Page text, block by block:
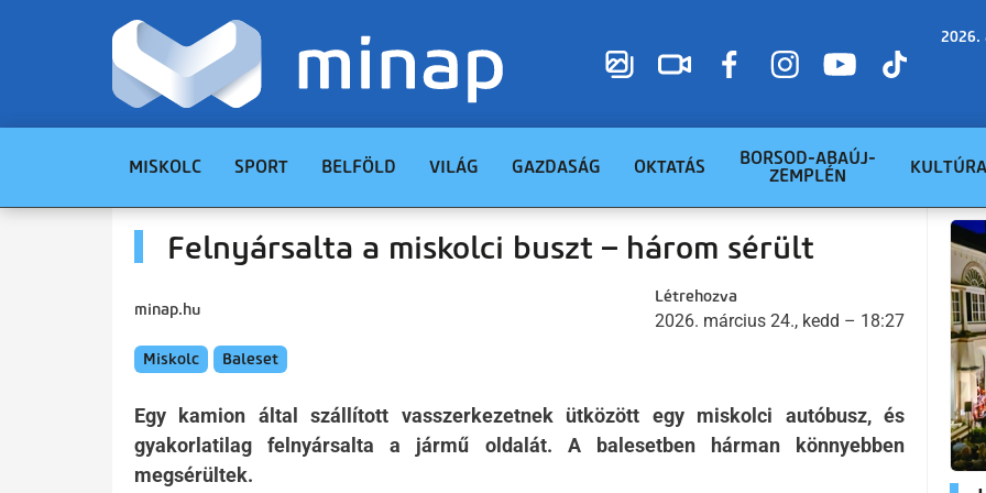
2026.
MISKOLC SPORT BELFÖLD VILÁG GAZDASÁG OKTATÁS
BORSOD-ABAÚJ-
ZEMPLÉN
KULTÚRA
Felnyársalta a miskolci buszt – három sérült
minap.hu
Létrehozva
2026. március 24., kedd – 18:27
Miskolc Baleset
Egy kamion által szállított vasszerkezetnek ütközött egy miskolci autóbusz, és
gyakorlatilag felnyársalta a jármű oldalát. A balesetben hárman könnyebben
megsérültek.